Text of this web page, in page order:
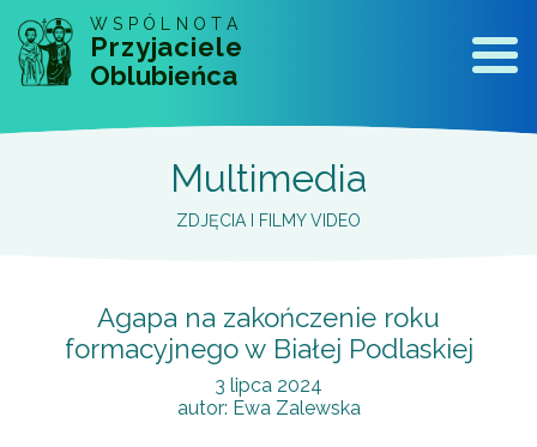
WSPÓLNOTA
Przyjaciele
Oblubieńca
Multimedia
ZDJĘCIA I FILMY VIDEO
Agapa na zakończenie roku
formacyjnego w Białej Podlaskiej
3 lipca 2024
autor: Ewa Zalewska